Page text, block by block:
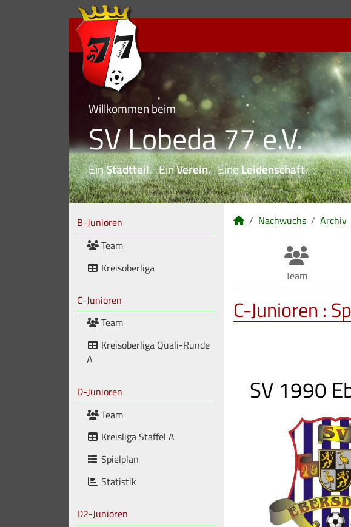
Willkommen beim
SV Lobeda 77 e.V.
EinStadtteil. EinVerein. EineLeidenschaft.
B-Junioren
Team
Kreisoberliga
C-Junioren
Team
Kreisoberliga Quali-Runde
A
D-Junioren
Team
Kreisliga Staffel A
Spielplan
Statistik
D2-Junioren
Nachwuchs Archiv
Team
C-Junioren :
SV 1990